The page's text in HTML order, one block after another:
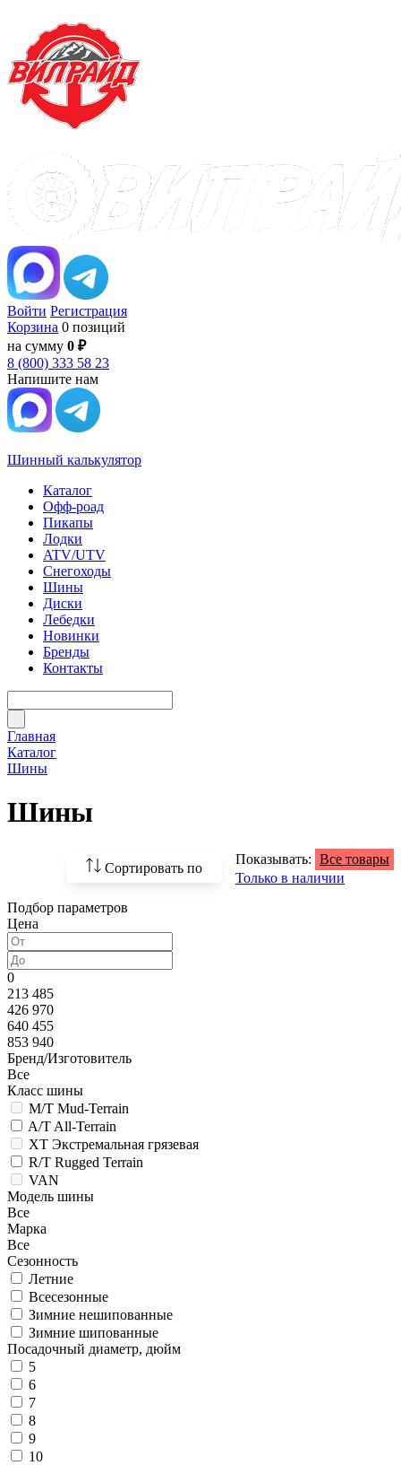
Войти Регистрация
Корзина 0 позиций
на сумму 0 ₽
8 (800) 333 58 23
Напишите нам
Шинный калькулятор
Каталог
Офф-роад
Пикапы
Лодки
ATV/UTV
Снегоходы
Шины
Диски
Лебедки
Новинки
Бренды
Контакты
Главная
Каталог
Шины
Шины
Сортировать по
По возрастанию
По популярности
Показывать: Все товары
Только в наличии
Подбор параметров
Цена
0
213 485
426 970
640 455
853 940
Бренд/Изготовитель
Все
Класс шины
M/T Mud-Terrain
A/T All-Terrain
XT Экстремальная грязевая
R/T Rugged Terrain
VAN
Модель шины
Все
Марка
Все
Сезонность
Летние
Всесезонные
Зимние нешипованные
Зимние шипованные
Посадочный диаметр, дюйм
5
6
7
8
9
10